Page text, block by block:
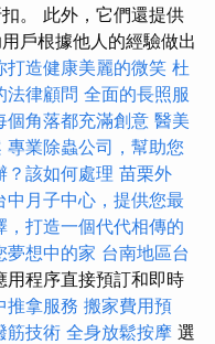
。 此外，它們還提供
戶根據他人的經驗做出
打造健康美麗的微笑 杜
法律顧問 全面的長照服
個角落都充滿創意 醫美
專業除蟲公司，幫助您
？該如何處理 苗栗外
中月子中心，提供您最
，打造一個代代相傳的
夢想中的家 台南地區台
用程序直接預訂和即時
推拿服務 搬家費用預
筋技術 全身放鬆按摩 選